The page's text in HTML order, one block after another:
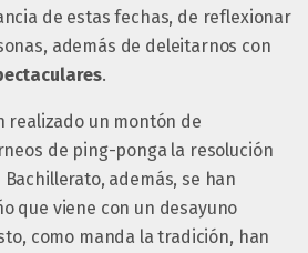
de estas fechas, de reflexionar
además de deleitarnos con
.
realizado un montón de
de ping-ponga la resolución
además, se han
que viene con un desayuno
como manda la tradición, han